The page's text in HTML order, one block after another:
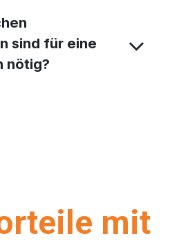
sind für eine
mit